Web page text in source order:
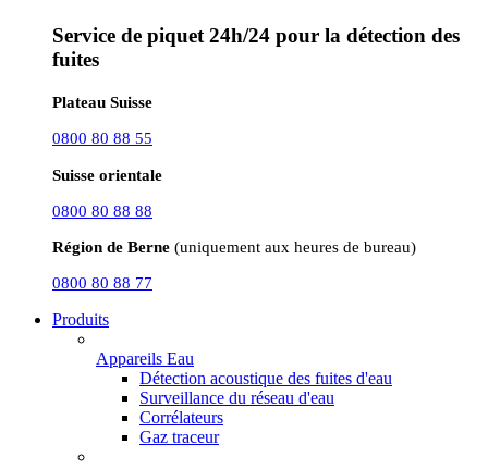
Service de piquet 24h/24 pour la détection des
fuites
Plateau Suisse
0800 80 88 55
Suisse orientale
0800 80 88 88
Région de Berne (uniquement aux heures de bureau)
0800 80 88 77
Produits
Appareils Eau
Détection acoustique des fuites d'eau
Surveillance du réseau d'eau
Corrélateurs
Gaz traceur